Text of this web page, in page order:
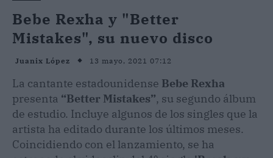
Bebe Rexha y "Better
Mistakes", su nuevo disco
Juanix López 13 mayo, 2021 07:12
La cantante estadounidense Bebe Rexha
presenta “Better Mistakes”, su segundo álbum
de estudio. Incluye algunos de los singles que la
artista ha editado durante los últimos meses.
Coincidiendo con el lanzamiento, se ha